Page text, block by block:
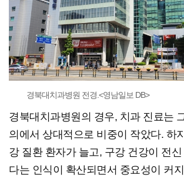
경북대치과병원 전경.<영남일보 DB>
경북대치과병원의 경우, 치과 진료는
의에서 상대적으로 비중이 작았다. 하
강 질환 환자가 늘고, 구강 건강이 전
다는 인식이 확산되면서 중요성이 커